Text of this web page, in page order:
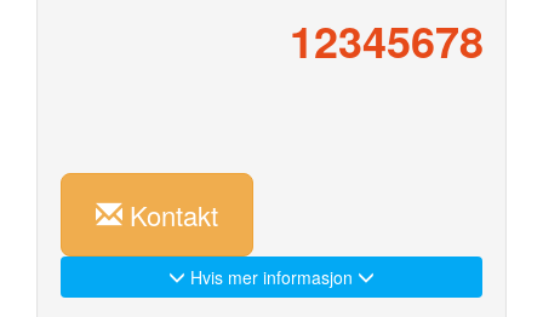
12345678
Kontakt
Hvis mer informasjon